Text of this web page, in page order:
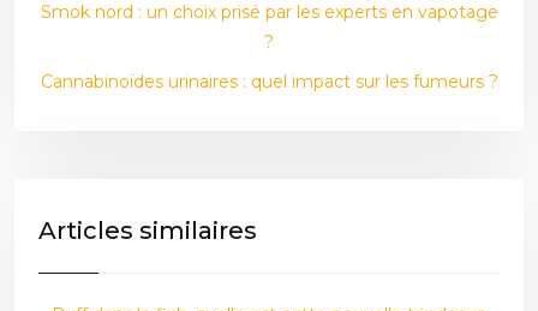
Smok nord : un choix prisé par les experts en vapotage
?
Cannabinoïdes urinaires : quel impact sur les fumeurs ?
Articles similaires